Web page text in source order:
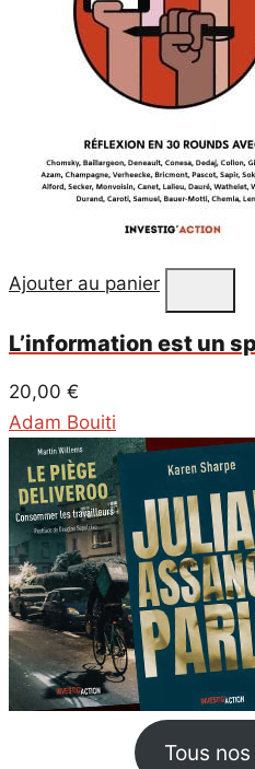
Ajouter au panier
L’information est un
20,00 €
Adam Bouiti
Tous nos